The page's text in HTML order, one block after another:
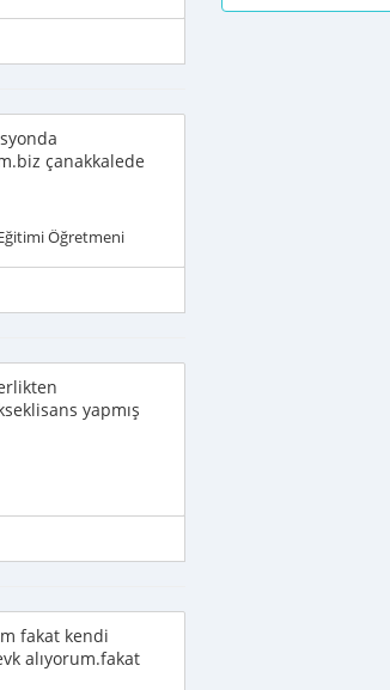
çanakkalede
Öğretmeni
yapmış
fakat kendi
alıyorum.fakat